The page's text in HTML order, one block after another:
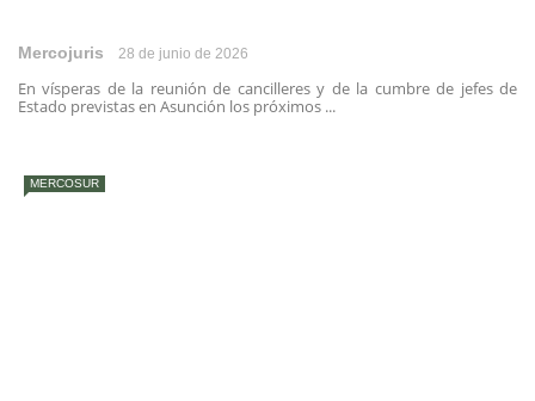
Mercojuris 28 de junio de 2026
En vísperas de la reunión de cancilleres y de la cumbre de jefes de
Estado previstas en Asunción los próximos ...
MERCOSUR